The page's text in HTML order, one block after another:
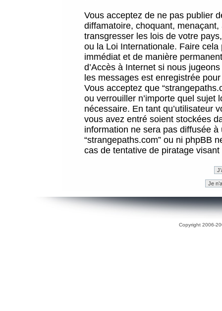
Vous acceptez de ne pas publier
diffamatoire, choquant,
transgresser les lois de votre
ou la Loi Internationale. Faire
immédiat et de manière
d’Accès à Internet si nous
les messages est enregistrée
Vous acceptez que
ou verrouiller n’importe quel sujet
nécessaire. En tant qu’utilisateur
vous avez entré soient stockées
information ne sera pas diffusée
“strangepaths.com” ou ni phpBB
cas de tentative de piratage
Copyright 2006-